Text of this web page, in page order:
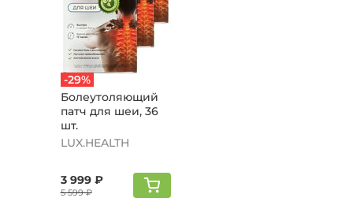
-29%
Болеутоляющий
патч для шеи, 36
шт.
LUX.HEALTH
3 999 ₽
5 599 ₽